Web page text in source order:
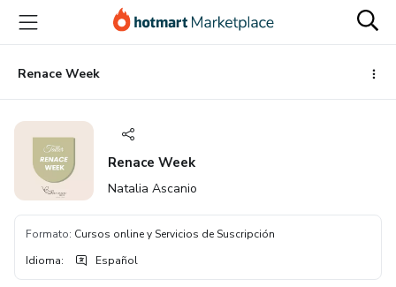
principal
página
de
página
Renace Week
Renace Week
Natalia Ascanio
Formato: Cursos online y Servicios de Suscripción
Idioma: Español